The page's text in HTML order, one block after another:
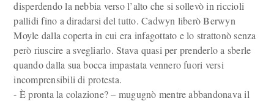
disperdendo la nebbia verso l’alto che si sollevò in riccioli
pallidi fino a diradarsi del tutto. Cadwyn liberò Berwyn
Moyle dalla coperta in cui era infagottato e lo strattonò senza
però riuscire a svegliarlo. Stava quasi per prenderlo a sberle
quando dalla sua bocca impastata vennero fuori versi
incomprensibili di protesta.
- È pronta la colazione? – mugugnò mentre abbandonava il